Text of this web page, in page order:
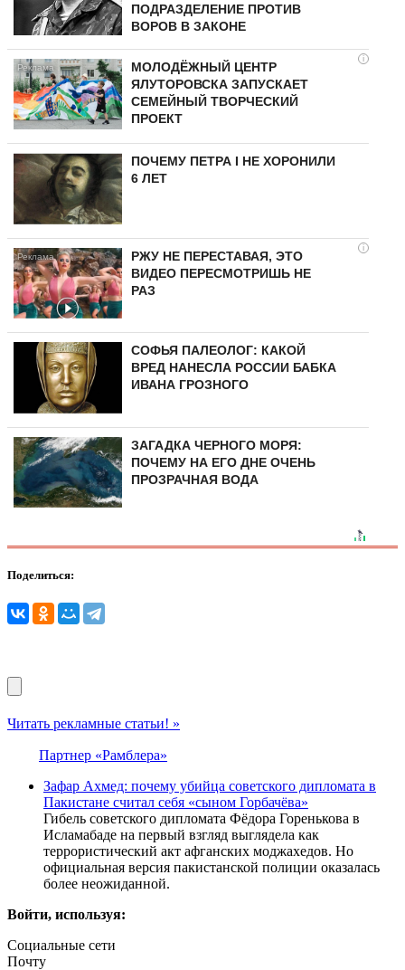
ПОДРАЗДЕЛЕНИЕ ПРОТИВ
ВОРОВ В ЗАКОНЕ
i
МОЛОДЁЖНЫЙ ЦЕНТР
ЯЛУТОРОВСКА ЗАПУСКАЕТ
СЕМЕЙНЫЙ ТВОРЧЕСКИЙ
ПРОЕКТ
ПОЧЕМУ ПЕТРА I НЕ ХОРОНИЛИ
6 ЛЕТ
i
РЖУ НЕ ПЕРЕСТАВАЯ, ЭТО
ВИДЕО ПЕРЕСМОТРИШЬ НЕ
РАЗ
СОФЬЯ ПАЛЕОЛОГ: КАКОЙ
ВРЕД НАНЕСЛА РОССИИ БАБКА
ИВАНА ГРОЗНОГО
ЗАГАДКА ЧЕРНОГО МОРЯ:
ПОЧЕМУ НА ЕГО ДНЕ ОЧЕНЬ
ПРОЗРАЧНАЯ ВОДА
Поделиться:
Читать рекламные статьи! »
Партнер «Рамблера»
Зафар Ахмед: почему убийца советского дипломата в
Пакистане считал себя «сыном Горбачёва»
Гибель советского дипломата Фёдора Горенькова в
Исламабаде на первый взгляд выглядела как
террористический акт афганских моджахедов. Но
официальная версия пакистанской полиции оказалась
более неожиданной.
Войти, используя:
Социальные сети
Почту